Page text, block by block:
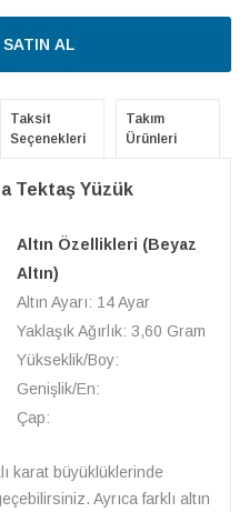
SATIN AL
Taksit
Seçenekleri
Takım
Ürünleri
Tektaş Yüzük
Altın Özellikleri (Beyaz
Altın)
Altın Ayarı: 14 Ayar
Yaklaşık Ağırlık: 3,60 Gram
Yükseklik/Boy:
Genişlik/En:
Çap:
karat büyüklüklerinde
Ayrıca farklı altın